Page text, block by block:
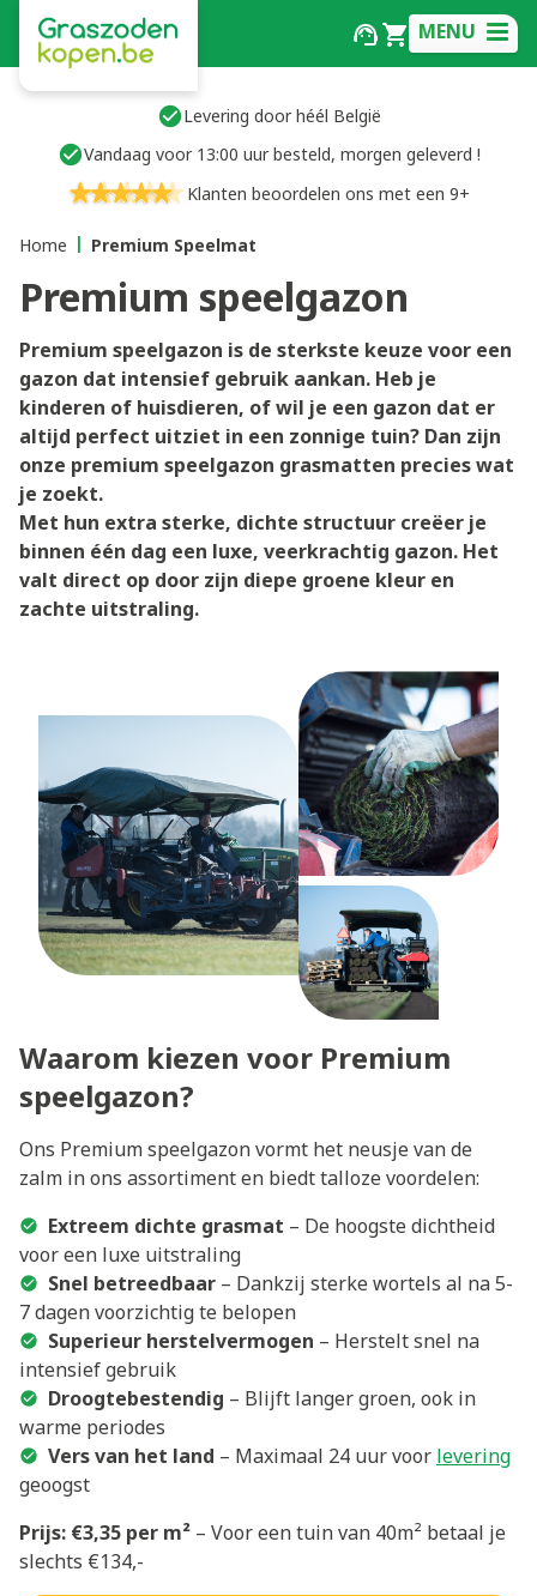
MENU
Levering door héél België
Vandaag voor 13:00 uur besteld, morgen geleverd !
Klanten beoordelen ons met een 9+
Home Premium Speelmat
Premium speelgazon
Premium speelgazon is de sterkste keuze voor een
gazon dat intensief gebruik aankan. Heb je
kinderen of huisdieren, of wil je een gazon dat er
altijd perfect uitziet in een zonnige tuin? Dan zijn
onze premium speelgazon grasmatten precies wat
je zoekt.
Met hun extra sterke, dichte structuur creëer je
binnen één dag een luxe, veerkrachtig gazon. Het
valt direct op door zijn diepe groene kleur en
zachte uitstraling.
Waarom kiezen voor Premium
speelgazon?
Ons Premium speelgazon vormt het neusje van de
zalm in ons assortiment en biedt talloze voordelen:
Extreem dichte grasmat – De hoogste dichtheid
voor een luxe uitstraling
Snel betreedbaar – Dankzij sterke wortels al na 5-
7 dagen voorzichtig te belopen
Superieur herstelvermogen – Herstelt snel na
intensief gebruik
Droogtebestendig – Blijft langer groen, ook in
warme periodes
Vers van het land – Maximaal 24 uur voor levering
geoogst
Prijs: €3,35 per m² – Voor een tuin van 40m² betaal je
slechts €134,-